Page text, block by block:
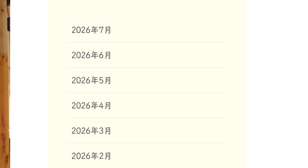
2026年7月
2026年6月
2026年5月
2026年4月
2026年3月
2026年2月